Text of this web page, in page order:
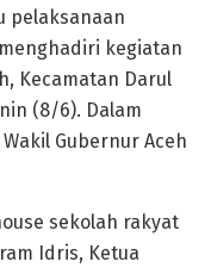
pelaksanaan
kegiatan
Kecamatan Darul
(8/6). Dalam
Gubernur Aceh
sekolah rakyat
Idris, Ketua